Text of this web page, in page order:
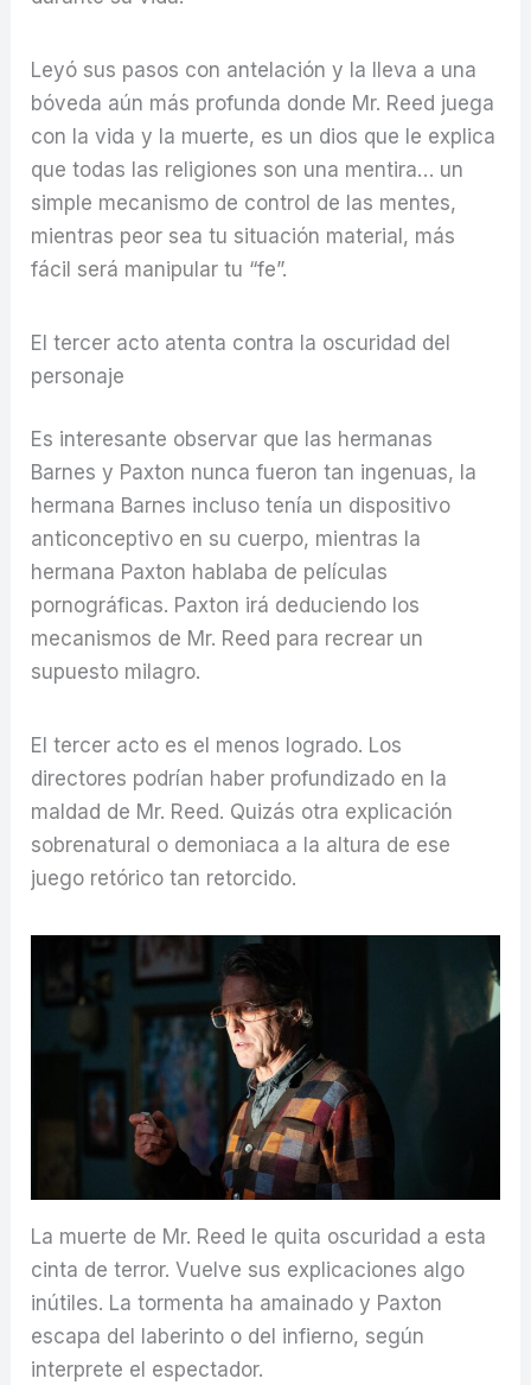
Leyó sus pasos con antelación y la lleva a una
bóveda aún más profunda donde Mr. Reed juega
con la vida y la muerte, es un dios que le explica
que todas las religiones son una mentira… un
simple mecanismo de control de las mentes,
mientras peor sea tu situación material, más
fácil será manipular tu “fe”.
El tercer acto atenta contra la oscuridad del
personaje
Es interesante observar que las hermanas
Barnes y Paxton nunca fueron tan ingenuas, la
hermana Barnes incluso tenía un dispositivo
anticonceptivo en su cuerpo, mientras la
hermana Paxton hablaba de películas
pornográficas. Paxton irá deduciendo los
mecanismos de Mr. Reed para recrear un
supuesto milagro.
El tercer acto es el menos logrado. Los
directores podrían haber profundizado en la
maldad de Mr. Reed. Quizás otra explicación
sobrenatural o demoniaca a la altura de ese
juego retórico tan retorcido.
La muerte de Mr. Reed le quita oscuridad a esta
cinta de terror. Vuelve sus explicaciones algo
inútiles. La tormenta ha amainado y Paxton
escapa del laberinto o del infierno, según
interprete el espectador.